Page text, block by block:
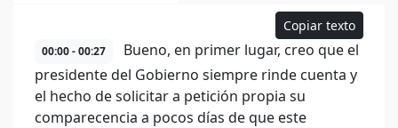
Copiar texto
00:00 - 00:27
Bueno, en primer lugar, creo que el
presidente del Gobierno siempre rinde cuenta y
el hecho de solicitar a petición propia su
comparecencia a pocos días de que este